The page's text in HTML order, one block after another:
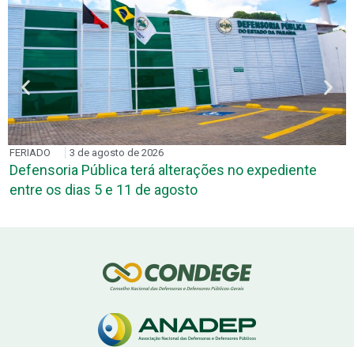
FERIADO 3 de agosto de 2026
Defensoria Pública terá alterações no expediente
entre os dias 5 e 11 de agosto